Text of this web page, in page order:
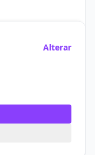
Alterar